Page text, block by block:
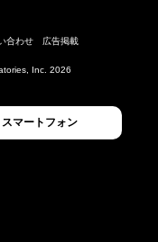
合わせ 広告掲載
Inc. 2026
スマートフォン